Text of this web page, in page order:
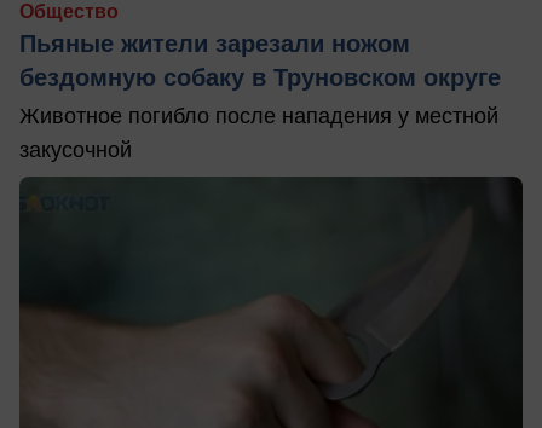
Общество
Пьяные жители зарезали ножом
бездомную собаку в Труновском округе
Животное погибло после нападения у местной
закусочной